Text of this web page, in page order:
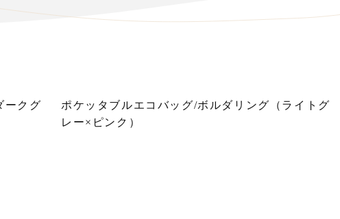
ークグ
ポケッタブルエコバッグ/ボルダリング（ライトグ
レー×ピンク）